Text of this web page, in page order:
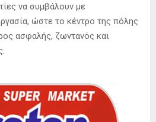
να συμβάλουν με
ώστε το κέντρο της πόλης
ασφαλής, ζωντανός και